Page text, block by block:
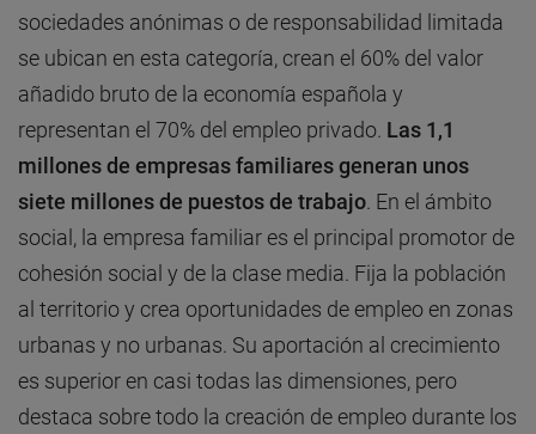
sociedades anónimas o de responsabilidad limitada
se ubican en esta categoría, crean el 60% del valor
añadido bruto de la economía española y
representan el 70% del empleo privado. Las 1,1
millones de empresas familiares generan unos
siete millones de puestos de trabajo . En el ámbito
social, la empresa familiar es el principal promotor de
cohesión social y de la clase media. Fija la población
al territorio y crea oportunidades de empleo en zonas
urbanas y no urbanas. Su aportación al crecimiento
es superior en casi todas las dimensiones, pero
destaca sobre todo la creación de empleo durante los